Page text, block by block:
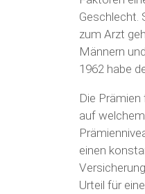
Geschlecht.
zum Arzt
Männern
1962 habe
Die
auf
einen
Urteil für